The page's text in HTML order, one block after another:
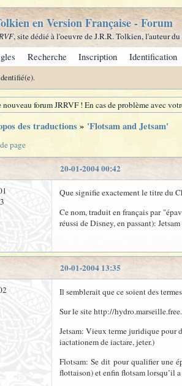
en Version Française - Forum
, site dédié à l'oeuvre de J.R.R. Tolkien, l'auteur du
Recherche Inscription Identification
forum JRRVF ! En cas de problème avec
des traductions» 'Flotsam and Jetsam'
page
20-01-2004 00:42
Que signifie exactement le titre du
Ce nom, traduit en français par
réussi de Disney, en passant):
20-01-2004 13:35
Il semblerait que ce soient des
Sur le site http://
Jetsam: Vieux terme juridique pour
iactationem de iactare, jeter.)
Flotsam: Se dit pour qualifier une
flottaison) et enfin flotsam lorsqu’il